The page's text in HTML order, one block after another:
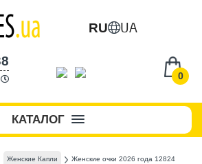
RU UA
0
КАТАЛОГ
Женские Капли Женские очки 2026 года 12824